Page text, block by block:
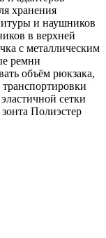
хранения
и наушников
в верхней
с металлическим
ремни
объём рюкзака,
сетки
Полиэстер